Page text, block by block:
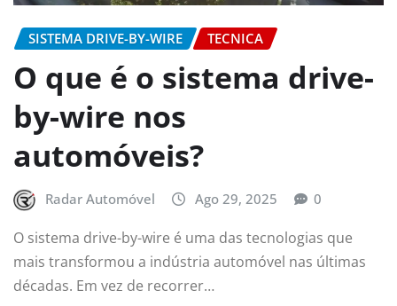
SISTEMA DRIVE-BY-WIRE TECNICA
O que é o sistema drive-
by-wire nos
automóveis?
Radar Automóvel Ago 29, 2025 0
O sistema drive-by-wire é uma das tecnologias que
mais transformou a indústria automóvel nas últimas
décadas. Em vez de recorrer…